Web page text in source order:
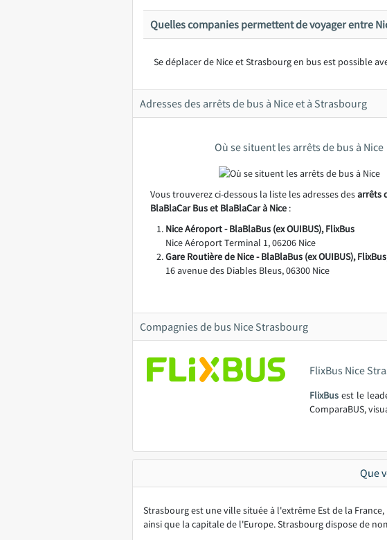
Quelles companies permettent de voyager entre
Se déplacer de Nice et Strasbourg en bus est possible
Adresses des arrêts de bus à Nice et à Strasbourg
Où se situent les arrêts de bus à Nice
Vous trouverez ci-dessous la liste les adresses desarrêts
BlaBlaCar Bus et BlaBlaCar à Nice :
Nice Aéroport - BlaBlaBus (ex OUIBUS), FlixBus
Nice Aéroport Terminal 1, 06206 Nice
Gare Routière de Nice - BlaBlaBus (ex OUIBUS),
16 avenue des Diables Bleus, 06300 Nice
Compagnies de bus Nice Strasbourg
FlixBus Nice
FlixBus est le
ComparaBUS,
Que
Strasbourg est une ville située à l'extrême Est de la
ainsi que la capitale de l'Europe. Strasbourg dispose de